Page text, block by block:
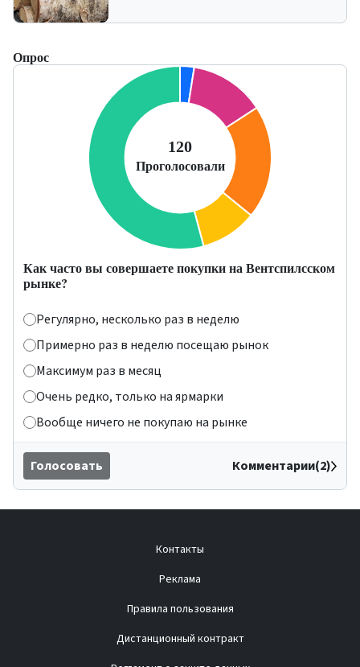
Опрос
Как часто вы совершаете покупки на Вентспилсском
рынке?
Регулярно, несколько раз в неделю
Примерно раз в неделю посещаю рынок
Максимум раз в месяц
Очень редко, только на ярмарки
Вообще ничего не покупаю на рынке
Голосовать Комментарии(2)
Контакты
Реклама
Правила пользования
Дистанционный контракт